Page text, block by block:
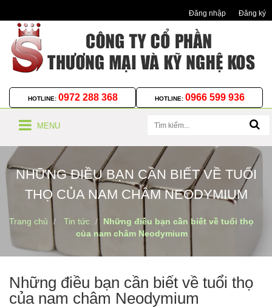
Đăng nhập Đăng ký
HOTLINE: 0972 288 368 HOTLINE: 0966 599 936
MENU
NHỮNG ĐIỀU BẠN CẦN BIẾT VỀ TUỔI
THỌ CỦA NAM CHÂM NEODYMIUM
Trang chủ Tin tức
Những điều bạn cần biết về tuổi thọ
của nam châm Neodymium
Những điều bạn cần biết về tuổi thọ
của nam châm Neodymium